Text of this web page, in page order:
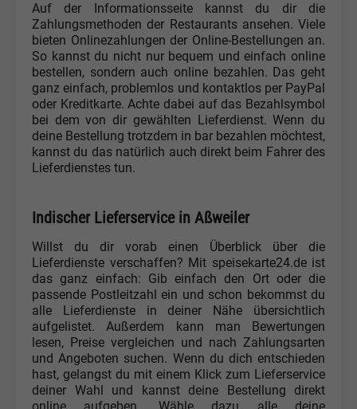
Auf der Informationsseite kannst du dir die
Zahlungsmethoden der Restaurants ansehen. Viele
bieten Onlinezahlungen der Online-Bestellungen an.
So kannst du nicht nur bequem und einfach online
bestellen, sondern auch online bezahlen. Das geht
ganz einfach, problemlos und kontaktlos per PayPal
oder Kreditkarte. Achte dabei auf das Bezahlsymbol
bei dem von dir gewählten Lieferdienst. Wenn du
deine Bestellung trotzdem in bar bezahlen möchtest,
kannst du das natürlich auch direkt beim Fahrer des
Lieferdienstes tun.
Indischer Lieferservice in Aßweiler
Willst du dir vorab einen Überblick über die
Lieferdienste verschaffen? Mit speisekarte24.de ist
das ganz einfach: Gib einfach den Ort oder die
passende Postleitzahl ein und schon bekommst du
alle Lieferdienste in deiner Nähe übersichtlich
aufgelistet. Außerdem kann man Bewertungen
lesen, Preise vergleichen und nach Zahlungsarten
und Angeboten suchen. Wenn du dich entschieden
hast, gelangst du mit einem Klick zum Lieferservice
deiner Wahl und kannst deine Bestellung direkt